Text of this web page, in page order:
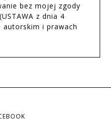
bez mojej zgody
z dnia 4
i prawach